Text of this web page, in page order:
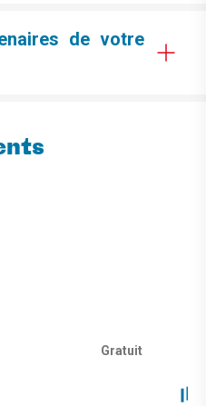
de votre
Gratuit